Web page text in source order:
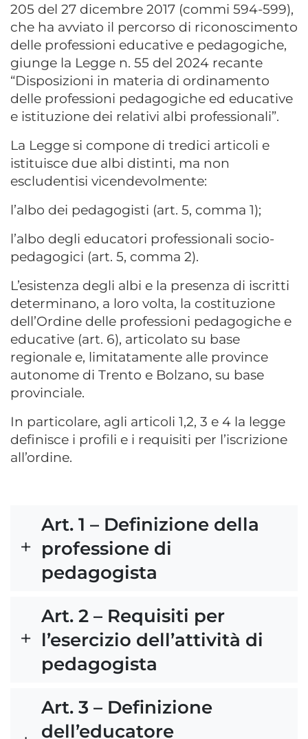
205 del 27 dicembre 2017 (commi 594-599),
che ha avviato il percorso di riconoscimento
delle professioni educative e pedagogiche,
giunge la Legge n. 55 del 2024 recante
“Disposizioni in materia di ordinamento
delle professioni pedagogiche ed educative
e istituzione dei relativi albi professionali”.
La Legge si compone di tredici articoli e
istituisce due albi distinti, ma non
escludentisi vicendevolmente:
l’albo dei pedagogisti (art. 5, comma 1);
l’albo degli educatori professionali socio-
pedagogici (art. 5, comma 2).
L’esistenza degli albi e la presenza di iscritti
determinano, a loro volta, la costituzione
dell’Ordine delle professioni pedagogiche e
educative (art. 6), articolato su base
regionale e, limitatamente alle province
autonome di Trento e Bolzano, su base
provinciale.
In particolare, agli articoli 1,2, 3 e 4 la legge
definisce i profili e i requisiti per l’iscrizione
all’ordine.
Art. 1 – Definizione della
professione di
pedagogista
Art. 2 – Requisiti per
l’esercizio dell’attività di
pedagogista
Art. 3 – Definizione
dell’educatore